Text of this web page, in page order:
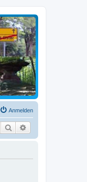
Anmelden
Suche